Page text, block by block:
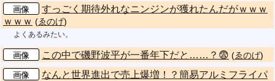
画像
すっごく期待外れなニンジンが獲れたんだがｗｗｗ
ｗｗｗ (ゑのげ)
よくあるみたい。
画像 この中で磯野波平が一番年下だと……？😨 (ゑのげ)
画像
なんと世界進出で売上爆増！？簡易アルミフライパ